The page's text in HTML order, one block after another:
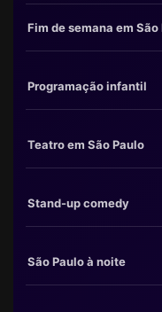
Fim de semana em São
Programação infantil
Teatro em São Paulo
Stand-up comedy
São Paulo à noite